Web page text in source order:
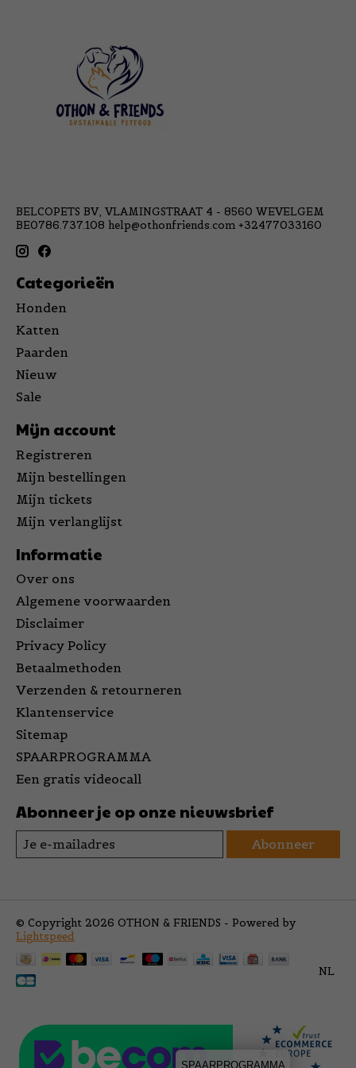
BELCOPETS BV, VLAMINGSTRAAT 4 - 8560 WEVELGEM
BE0786.737.108 help@othonfriends.com +32477033160
Categorieën
Honden
Katten
Paarden
Nieuw
Sale
Mijn account
Registreren
Mijn bestellingen
Mijn tickets
Mijn verlanglijst
Informatie
Over ons
Algemene voorwaarden
Disclaimer
Privacy Policy
Betaalmethoden
Verzenden & retourneren
Klantenservice
Sitemap
SPAARPROGRAMMA
Een gratis videocall
Abonneer je op onze nieuwsbrief
Abonneer
© Copyright 2026 OTHON & FRIENDS - Powered by
Lightspeed
NL
SPAARPROGRAMMA